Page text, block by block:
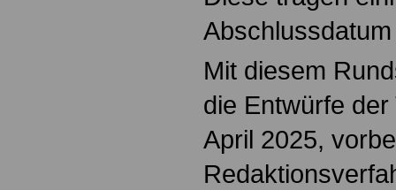
Mit diesem
die Entwürfe
April 2025,